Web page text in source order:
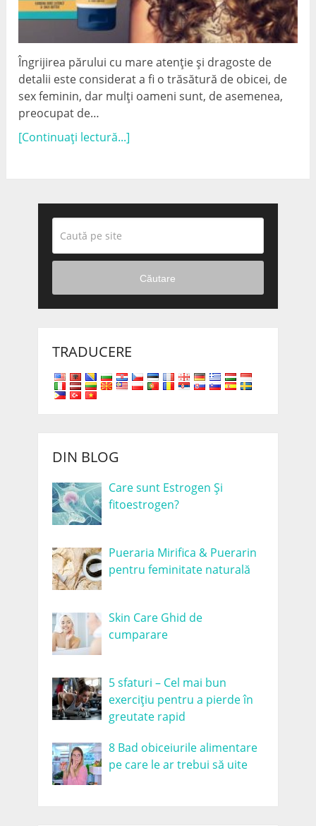
Îngrijirea părului cu mare atenție și dragoste de
detalii este considerat a fi o trăsătură de obicei, de
sex feminin, dar mulți oameni sunt, de asemenea,
preocupat de…
[Continuați lectură...]
Căutare
TRADUCERE
DIN BLOG
Care sunt Estrogen Și
fitoestrogen?
Pueraria Mirifica & Puerarin
pentru feminitate naturală
Skin Care Ghid de
cumparare
5 sfaturi – Cel mai bun
exercițiu pentru a pierde în
greutate rapid
8 Bad obiceiurile alimentare
pe care le ar trebui să uite